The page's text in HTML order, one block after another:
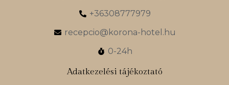
+36308777979
recepcio@korona-hotel.hu
0-24h
Adatkezelési tájékoztató